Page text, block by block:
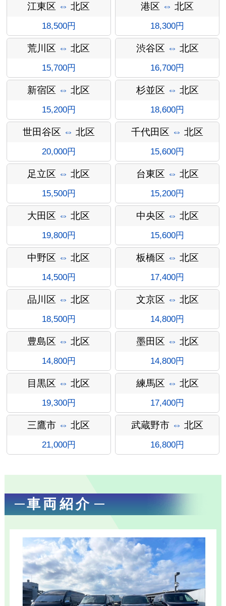
オプショ
ン料金
インフォ
メーショ
ン
お勧め送
江東区 ⇔ 北区
18,500円
港区 ⇔ 北区
18,300円
荒川区 ⇔ 北区
15,700円
渋谷区 ⇔ 北区
16,700円
新宿区 ⇔ 北区
15,200円
杉並区 ⇔ 北区
18,600円
世田谷区 ⇔ 北区
20,000円
千代田区 ⇔ 北区
15,600円
足立区 ⇔ 北区
15,500円
台東区 ⇔ 北区
15,200円
大田区 ⇔ 北区
19,800円
中央区 ⇔ 北区
15,600円
中野区 ⇔ 北区
14,500円
板橋区 ⇔ 北区
17,400円
品川区 ⇔ 北区
18,500円
文京区 ⇔ 北区
14,800円
豊島区 ⇔ 北区
14,800円
墨田区 ⇔ 北区
14,800円
目黒区 ⇔ 北区
19,300円
練馬区 ⇔ 北区
17,400円
三鷹市 ⇔ 北区
21,000円
武蔵野市 ⇔ 北区
16,800円
車両紹介